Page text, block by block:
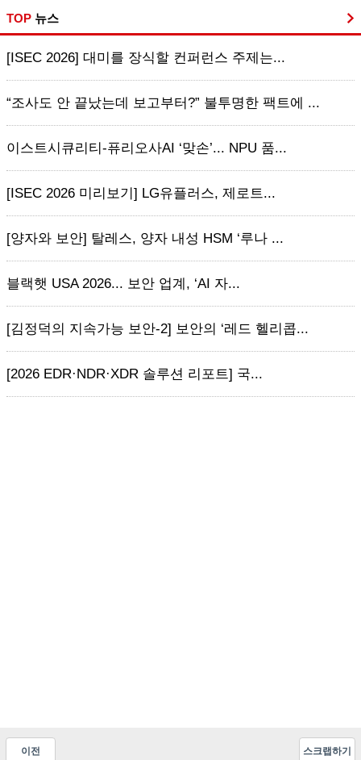
TOP 뉴스
[ISEC 2026] 대미를 장식할 컨퍼런스 주제는...
“조사도 안 끝났는데 보고부터?” 불투명한 팩트에 ...
이스트시큐리티-퓨리오사AI ‘맞손’... NPU 품...
[ISEC 2026 미리보기] LG유플러스, 제로트...
[양자와 보안] 탈레스, 양자 내성 HSM ‘루나 ...
블랙햇 USA 2026... 보안 업계, ‘AI 자...
[김정덕의 지속가능 보안-2] 보안의 ‘레드 헬리콥...
[2026 EDR·NDR·XDR 솔루션 리포트] 국...
이전 스크랩하기